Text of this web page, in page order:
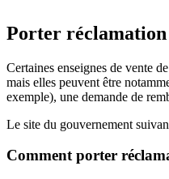
Porter réclamation
Certaines enseignes de vente
mais elles peuvent être
exemple), une demande de
Le site du gouvernement
Comment porter